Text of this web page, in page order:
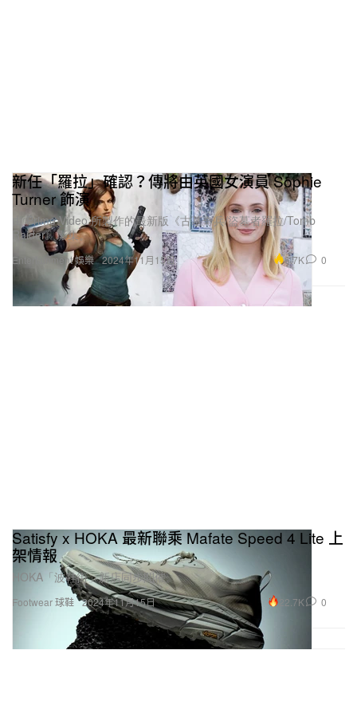
Entertainment 娛樂
新任「羅拉」確認？傳將由英國女演員 Sophie
Turner 飾演
由 Prime Video 所製作的最新版《古墓奇兵/盜墓者羅拉/Tomb
Raider》影集。
2024年11月15日 6.7K 0
Footwear 球鞋
Satisfy x HOKA 最新聯乘 Mafate Speed 4 Lite 上
架情報
HOKA「波鞋街」新店同步開催。
2024年11月15日 22.7K 0